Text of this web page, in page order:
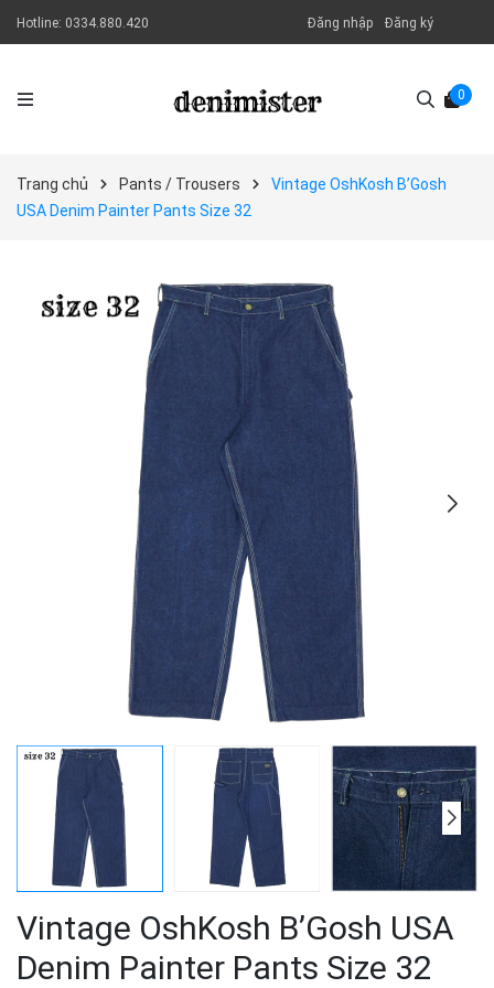
Hotline: 0334.880.420 Đăng nhập Đăng ký
0
Trang chủ Pants / Trousers
Vintage OshKosh B’Gosh
USA Denim Painter Pants Size 32
Vintage OshKosh B’Gosh USA
Denim Painter Pants Size 32